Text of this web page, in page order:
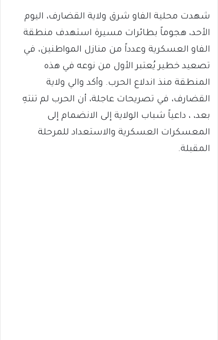
شهدت محلية الفاو شرق ولاية القضارف، اليوم
الأحد، هجوماً بطائرات مسيرة استهدف منطقة
الفاو العسكرية وعدداً من منازل المواطنين، في
تصعيد خطير يُعتبر الأول من نوعه في هذه
المنطقة منذ اندلاع الحرب. وأكد والي ولاية
القضارف، في تصريحات عاجلة، أن الحرب لم تنتهِ
بعد، ، داعياً شباب الولاية إلى الانضمام إلى
المعسكرات العسكرية والاستعداد للمرحلة
المقبلة.